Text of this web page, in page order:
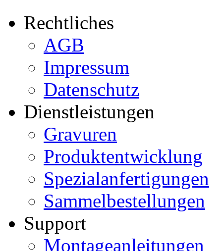
Rechtliches
AGB
Impressum
Datenschutz
Dienstleistungen
Gravuren
Produktentwicklung
Spezialanfertigungen
Sammelbestellungen
Support
Montageanleitungen